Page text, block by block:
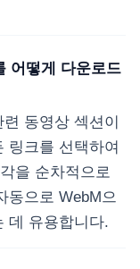
어떻게 다운로드
동영상 섹션이
링크를 선택하여
을 순차적으로
동으로 WebM으
데 유용합니다.